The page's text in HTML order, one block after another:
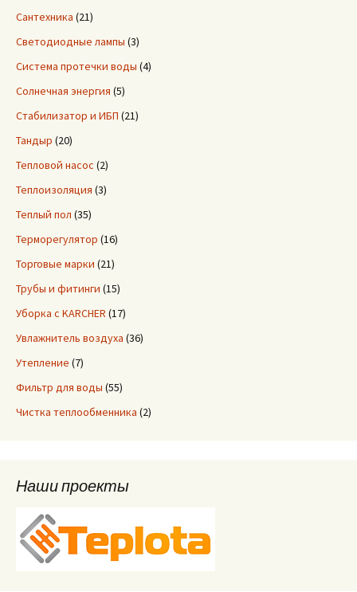
Сантехника (21)
Светодиодные лампы (3)
Система протечки воды (4)
Солнечная энергия (5)
Стабилизатор и ИБП (21)
Тандыр (20)
Тепловой насос (2)
Теплоизоляция (3)
Теплый пол (35)
Терморегулятор (16)
Торговые марки (21)
Трубы и фитинги (15)
Уборка с KARCHER (17)
Увлажнитель воздуха (36)
Утепление (7)
Фильтр для воды (55)
Чистка теплообменника (2)
Наши проекты